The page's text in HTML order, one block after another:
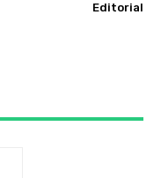
Editorial